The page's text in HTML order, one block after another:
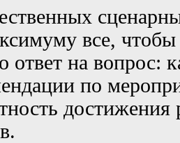
все, чтобы
ответ на вопрос:
по